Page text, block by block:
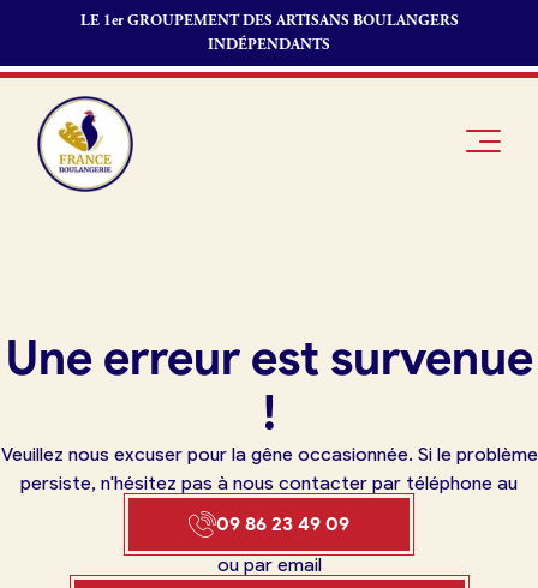
LE 1er GROUPEMENT DES ARTISANS BOULANGERS
INDÉPENDANTS
boulanger
Boulangerie
Pourquoi
d’emploi
commerce
fournisseur
Une erreur est survenue
!
Veuillez nous excuser pour la gêne occasionnée. Si le problème
persiste, n'hésitez pas à nous contacter par téléphone au
09 86 23 49 09
ou par email